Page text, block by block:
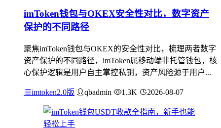
imToken钱包与OKEX安全性对比，数字资产
保护的不同路径
聚焦imToken钱包与OKEX的安全性对比，梳理两者数字
资产保护的不同路径，imToken属移动端非托管钱包，核
心保护逻辑是用户自主掌控私钥，资产风险源于用户...
imtoken2.0版 qbadmin 1.3K 2026-08-07